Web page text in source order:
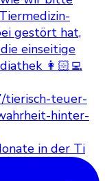
in der Ti